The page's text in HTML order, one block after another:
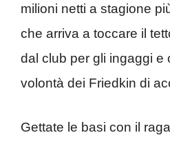
milioni netti a stagione
che arriva a toccare il
dal club per gli ingaggi e
volontà dei Friedkin di
Gettate le basi con il